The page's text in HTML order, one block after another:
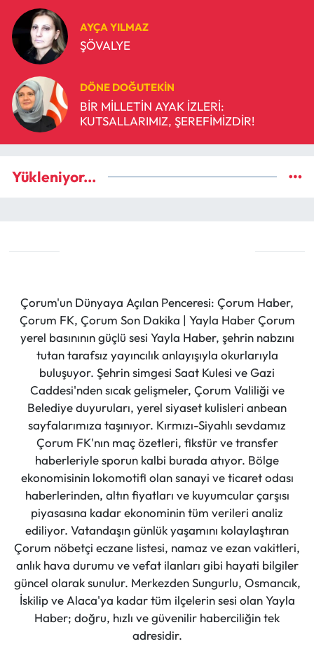
AYÇA YILMAZ
ŞÖVALYE
DÖNE DOĞUTEKIN
BİR MİLLETİN AYAK İZLERİ:
KUTSALLARIMIZ, ŞEREFİMİZDİR!
Yükleniyor...
Çorum'un Dünyaya Açılan Penceresi: Çorum Haber,
Çorum FK, Çorum Son Dakika | Yayla Haber Çorum
yerel basınının güçlü sesi Yayla Haber, şehrin nabzını
tutan tarafsız yayıncılık anlayışıyla okurlarıyla
buluşuyor. Şehrin simgesi Saat Kulesi ve Gazi
Caddesi'nden sıcak gelişmeler, Çorum Valiliği ve
Belediye duyuruları, yerel siyaset kulisleri anbean
sayfalarımıza taşınıyor. Kırmızı-Siyahlı sevdamız
Çorum FK'nın maç özetleri, fikstür ve transfer
haberleriyle sporun kalbi burada atıyor. Bölge
ekonomisinin lokomotifi olan sanayi ve ticaret odası
haberlerinden, altın fiyatları ve kuyumcular çarşısı
piyasasına kadar ekonominin tüm verileri analiz
ediliyor. Vatandaşın günlük yaşamını kolaylaştıran
Çorum nöbetçi eczane listesi, namaz ve ezan vakitleri,
anlık hava durumu ve vefat ilanları gibi hayati bilgiler
güncel olarak sunulur. Merkezden Sungurlu, Osmancık,
İskilip ve Alaca'ya kadar tüm ilçelerin sesi olan Yayla
Haber; doğru, hızlı ve güvenilir haberciliğin tek
adresidir.